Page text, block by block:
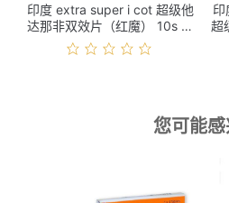
印度 extra super i cot 超级他
达那非双效片（红魔） 10s 价
格
印
超
您可能